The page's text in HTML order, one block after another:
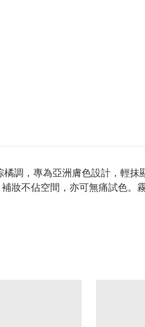
調，專為亞洲膚色設計，輕
妝不佔空間，亦可無痛試色。